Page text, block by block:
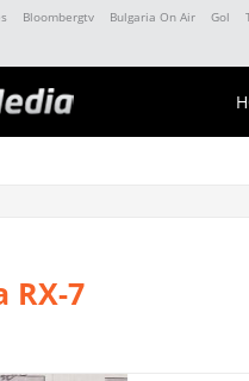
Bloombergtv Bulgaria On Air Gol
RX-7